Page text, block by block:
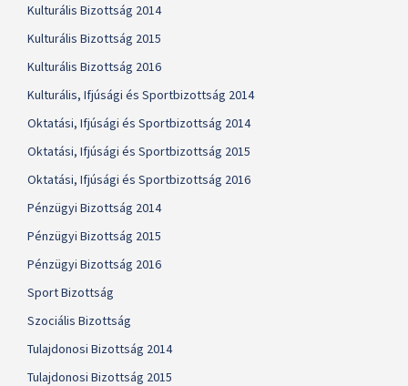
Kulturális Bizottság 2014
Kulturális Bizottság 2015
Kulturális Bizottság 2016
Kulturális, Ifjúsági és Sportbizottság 2014
Oktatási, Ifjúsági és Sportbizottság 2014
Oktatási, Ifjúsági és Sportbizottság 2015
Oktatási, Ifjúsági és Sportbizottság 2016
Pénzügyi Bizottság 2014
Pénzügyi Bizottság 2015
Pénzügyi Bizottság 2016
Sport Bizottság
Szociális Bizottság
Tulajdonosi Bizottság 2014
Tulajdonosi Bizottság 2015